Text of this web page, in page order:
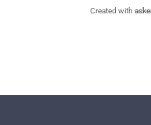
Created with